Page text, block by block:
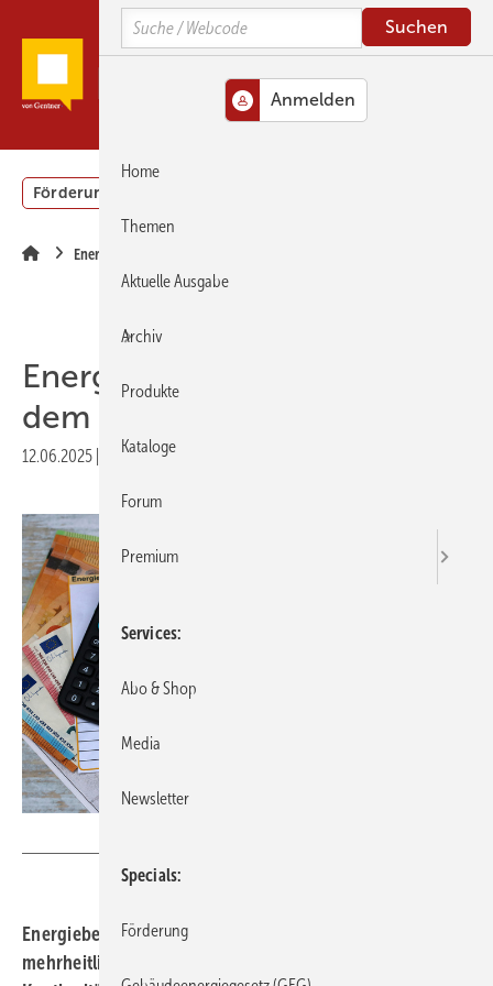
zum
zum
Förderung
Energieberatung
Energieberatende sind mit
dem GEG zufrieden
12.06.2025 Druckvorschau
Energieberatende beurteilen das Gebäudeenergiegesetz
mehrheitlich gut und erwarten von der Förderpolitik
Search
Home
Themen
Aktuelle Ausgabe
Archiv
Produkte
Kataloge
Forum
Premium
Services
Abo & Shop
Media
Newsletter
Specials
Förderung